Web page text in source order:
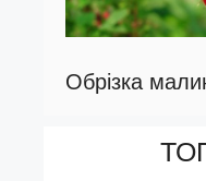
Обрізка